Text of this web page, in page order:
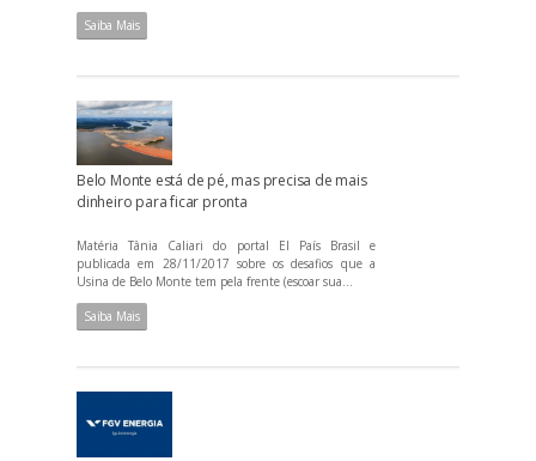
Saiba Mais
Belo Monte está de pé, mas precisa de mais
dinheiro para ficar pronta
Matéria Tânia Caliari do portal El País Brasil e
publicada em 28/11/2017 sobre os desafios que a
Usina de Belo Monte tem pela frente (escoar sua...
Saiba Mais